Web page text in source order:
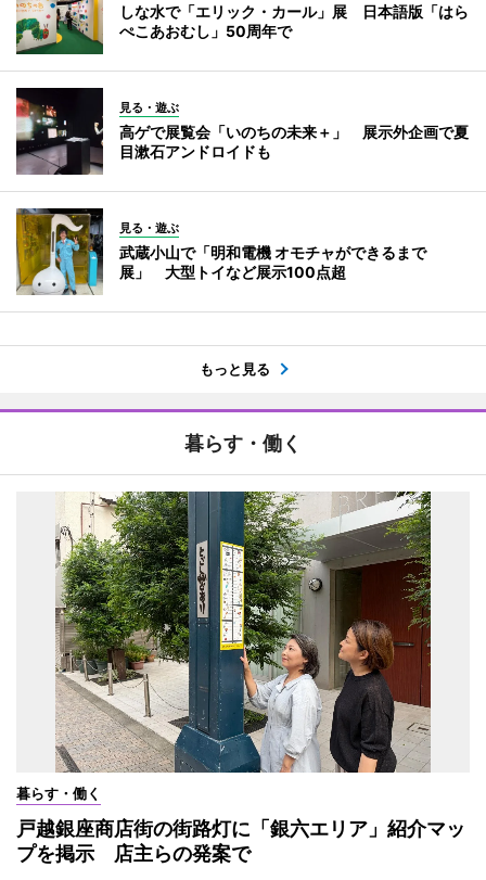
しな水で「エリック・カール」展 日本語版「はら
ぺこあおむし」50周年で
見る・遊ぶ
高ゲで展覧会「いのちの未来＋」 展示外企画で夏
目漱石アンドロイドも
見る・遊ぶ
武蔵小山で「明和電機 オモチャができるまで
展」 大型トイなど展示100点超
もっと見る
暮らす・働く
暮らす・働く
戸越銀座商店街の街路灯に「銀六エリア」紹介マッ
プを掲示 店主らの発案で